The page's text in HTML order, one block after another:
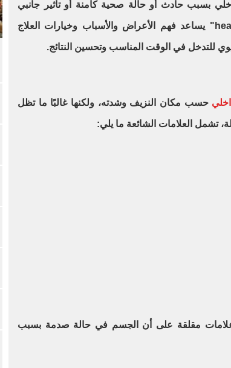
بسبب حادث أو حالة صحية كامنة أو تأثير جانبي
لدواء، وفقًا لموقع "healthlime" يساعد فهم الأعراض والأسباب وخيارات العلاج
للتدخل في الوقت المناسب وتحسين النتائج.
حسب مكان النزيف وشدته، ولكنها غالبًا ما تظل
تشمل العلامات الشائعة ما يلي:
مقلقة على أن الجسم في حالة صدمة بسبب